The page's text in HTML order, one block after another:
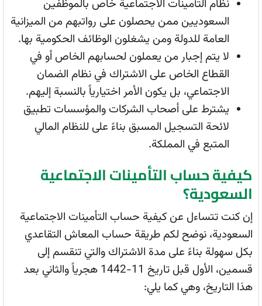
نظام التأمينات الاجتماعية خاص بالموظفين
السعوديين ممن يحصلون على رواتبهم من الميزانية
العامة للدولة ومن يشغلون الوظائف الحكومية بها.
لا يتم إجبار من يعملون لحسابهم الخاص أو في
القطاع الخاص على الاشتراك في نظام الضمان
الاجتماعي، بل يكون الأمر اختيارياً بالنسبة إليهم.
يشترط على أصحاب الشركات والمؤسسات تطبيق
لائحة التسجيل المسبق بناءً على للنظام المالي
المتبع في المملكة.
كيفية حساب التأمينات الاجتماعية
السعودية؟
إن كنت تتساءل عن كيفية حساب التأمينات الاجتماعية
السعودية، نوضح لكم طريقة حساب المعاش التقاعدي
بكل سهولة بناءً على مدة الاشتراك والتي تنقسم إلى
قسمين، الأول قبل تاريخ 11-1442 هجرياً والثاني بعد
هذا التاريخ، وهي كما يلي: